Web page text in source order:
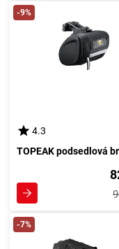
-9%
4.3
-7%